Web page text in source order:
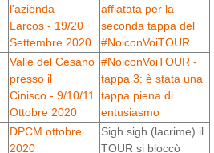
l'azienda
Larcos - 19/20
Settembre 2020
affiatata per la
seconda tappa del
#NoiconVoiTOUR
Valle del Cesano
presso il
Cinisco - 9/10/11
Ottobre 2020
#NoiconVoiTOUR -
tappa 3: è stata una
tappa piena di
entusiasmo
DPCM ottobre
2020
Sigh sigh (lacrime) il
TOUR si bloccò